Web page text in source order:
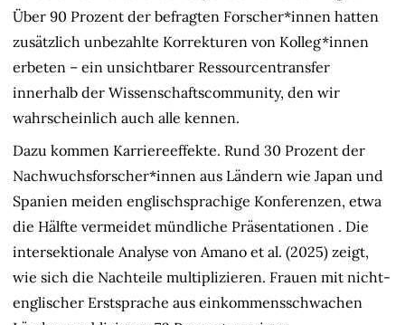
Über 90 Prozent der befragten Forscher*innen hatten
zusätzlich unbezahlte Korrekturen von Kolleg*innen
erbeten – ein unsichtbarer Ressourcentransfer
innerhalb der Wissenschaftscommunity, den wir
wahrscheinlich auch alle kennen.
Dazu kommen Karriereeffekte. Rund 30 Prozent der
Nachwuchsforscher*innen aus Ländern wie Japan und
Spanien meiden englischsprachige Konferenzen, etwa
die Hälfte vermeidet mündliche Präsentationen . Die
intersektionale Analyse von Amano et al. (2025) zeigt,
wie sich die Nachteile multiplizieren. Frauen mit nicht-
englischer Erstsprache aus einkommensschwachen